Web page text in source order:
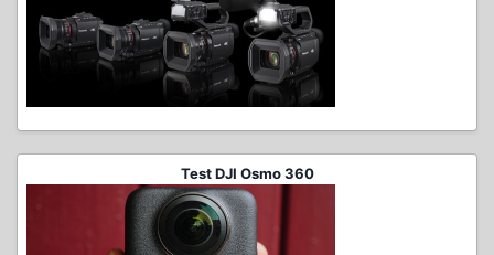
Test DJI Osmo 360